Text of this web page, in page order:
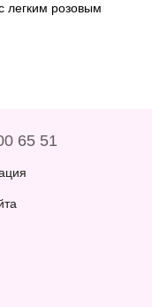
легким розовым
65 51